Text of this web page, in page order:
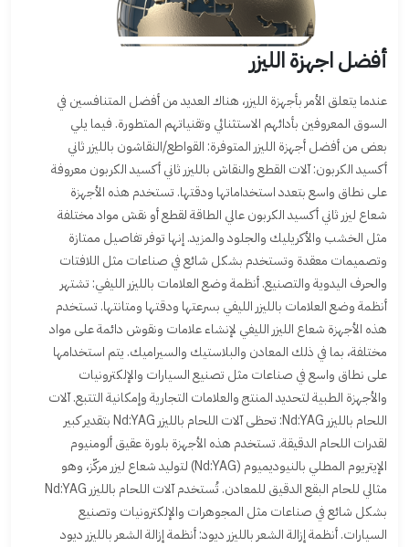
أفضل اجهزة الليزر
عندما يتعلق الأمر بأجهزة الليزر، هناك العديد من أفضل المتنافسين في
السوق المعروفين بأدائهم الاستثنائي وتقنياتهم المتطورة. فيما يلي
بعض من أفضل أجهزة الليزر المتوفرة: القواطع/النقاشون بالليزر ثاني
أكسيد الكربون: آلات القطع والنقاش بالليزر ثاني أكسيد الكربون معروفة
على نطاق واسع بتعدد استخداماتها ودقتها. تستخدم هذه الأجهزة
شعاع ليزر ثاني أكسيد الكربون عالي الطاقة لقطع أو نقش مواد مختلفة
مثل الخشب والأكريليك والجلود والمزيد. إنها توفر تفاصيل ممتازة
وتصميمات معقدة وتستخدم بشكل شائع في صناعات مثل اللافتات
والحرف اليدوية والتصنيع. أنظمة وضع العلامات بالليزر الليفي: تشتهر
أنظمة وضع العلامات بالليزر الليفي بسرعتها ودقتها ومتانتها. تستخدم
هذه الأجهزة شعاع الليزر الليفي لإنشاء علامات ونقوش دائمة على مواد
مختلفة، بما في ذلك المعادن والبلاستيك والسيراميك. يتم استخدامها
على نطاق واسع في صناعات مثل تصنيع السيارات والإلكترونيات
والأجهزة الطبية لتحديد المنتج والعلامات التجارية وإمكانية التتبع. آلات
اللحام بالليزر Nd:YAG: تحظى آلات اللحام بالليزر Nd:YAG بتقدير كبير
لقدرات اللحام الدقيقة. تستخدم هذه الأجهزة بلورة عقيق ألومنيوم
الإيتريوم المطلي بالنيوديميوم (Nd:YAG) لتوليد شعاع ليزر مركّز، وهو
مثالي للحام البقع الدقيق للمعادن. تُستخدم آلات اللحام بالليزر Nd:YAG
بشكل شائع في صناعات مثل المجوهرات والإلكترونيات وتصنيع
السيارات. أنظمة إزالة الشعر بالليزر ديود: أنظمة إزالة الشعر بالليزر ديود